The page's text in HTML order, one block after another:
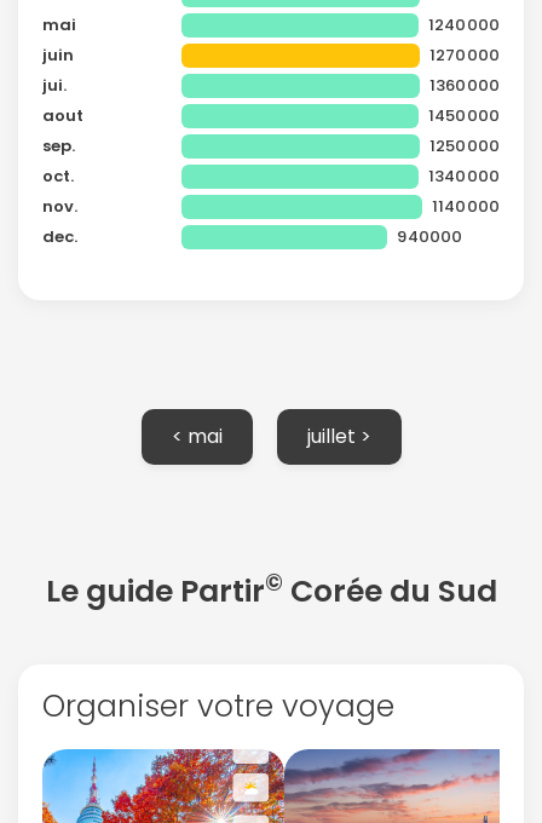
mai
1240000
juin
1270000
jui.
1360000
aout
1450000
sep.
1250000
oct.
1340000
nov.
1140000
dec.
940000
< mai juillet >
Le guide Partir© Corée du Sud
Organiser votre voyage